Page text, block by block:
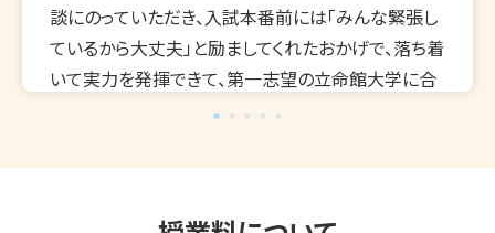
談にのっていただき、入試本番前には「みんな緊張し
ているから大丈夫」と励ましてくれたおかげで、落ち着
いて実力を発揮できて、第一志望の立命館大学に合
格することができました。
入塾当初は英語への苦手意識が強く、英単語や